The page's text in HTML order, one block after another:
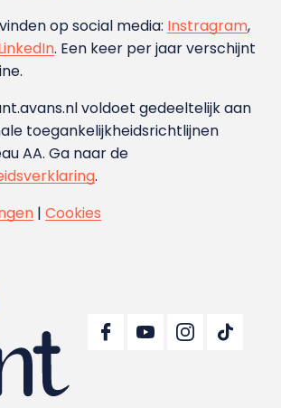
op social media: Instragram,
. Een keer per jaar verschijnt
voldoet gedeeltelijk aan
toegankelijkheidsrichtlijnen
AA. Ga naar de
.
| Cookies